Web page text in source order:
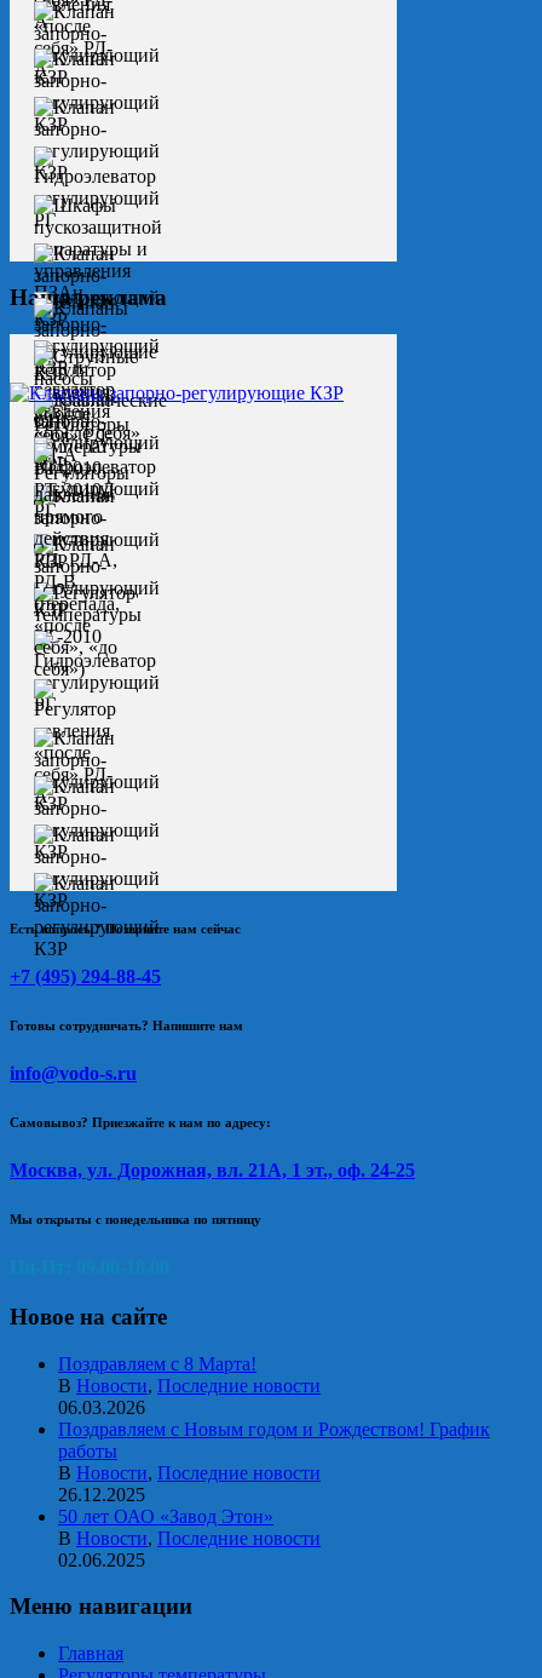
Наша реклама
Есть вопросы? Позвоните нам сейчас
+7 (495) 294-88-45
Готовы сотрудничать? Напишите нам
info@vodo-s.ru
Самовывоз? Приезжайте к нам по адресу:
Москва, ул. Дорожная, вл. 21А, 1 эт., оф. 24-25
Мы открыты с понедельника по пятницу
Новое на сайте
Поздравляем с 8 Марта!
В Новости, Последние новости
06.03.2026
Поздравляем с Новым годом и Рождеством! График
работы
В Новости, Последние новости
26.12.2025
50 лет ОАО «Завод Этон»
В Новости, Последние новости
02.06.2025
Меню навигации
Главная